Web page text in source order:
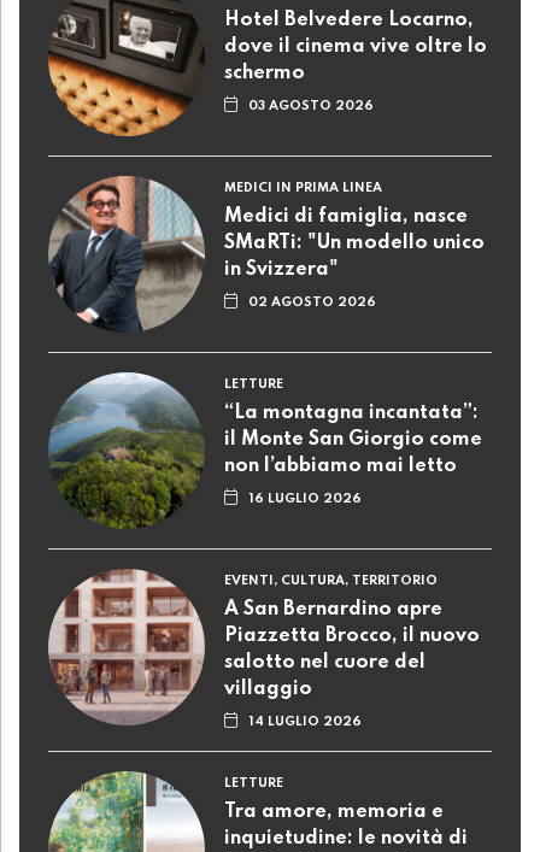
Hotel Belvedere Locarno,
dove il cinema vive oltre lo
schermo
03 AGOSTO 2026
MEDICI IN PRIMA LINEA
Medici di famiglia, nasce
SMaRTi: "Un modello unico
in Svizzera"
02 AGOSTO 2026
LETTURE
“La montagna incantata”:
il Monte San Giorgio come
non l’abbiamo mai letto
16 LUGLIO 2026
EVENTI, CULTURA, TERRITORIO
A San Bernardino apre
Piazzetta Brocco, il nuovo
salotto nel cuore del
villaggio
14 LUGLIO 2026
LETTURE
Tra amore, memoria e
inquietudine: le novità di